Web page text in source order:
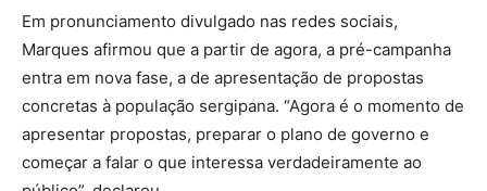
Em pronunciamento divulgado nas redes sociais,
Marques afirmou que a partir de agora, a pré-campanha
entra em nova fase, a de apresentação de propostas
concretas à população sergipana. “Agora é o momento de
apresentar propostas, preparar o plano de governo e
começar a falar o que interessa verdadeiramente ao